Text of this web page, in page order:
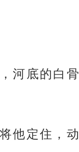
河底的白
他定住，动